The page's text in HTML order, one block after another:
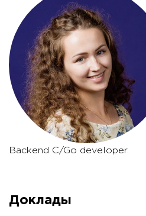
Backend C/Go developer.
Доклады